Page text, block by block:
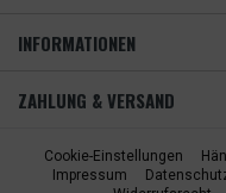
INFORMATIONEN
ZAHLUNG & VERSAND
Cookie-Einstellungen
Impressum